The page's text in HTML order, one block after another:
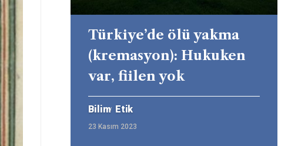
Türkiye’de ölü yakma
(kremasyon): Hukuken
var, fiilen yok
Bilim Etik
23 Kasım 2023